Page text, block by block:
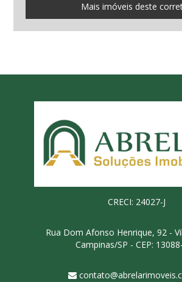
Mais imóveis deste
CRECI: 24027-J
Rua Dom Afonso Henrique, 92 -
Campinas/SP - CEP: